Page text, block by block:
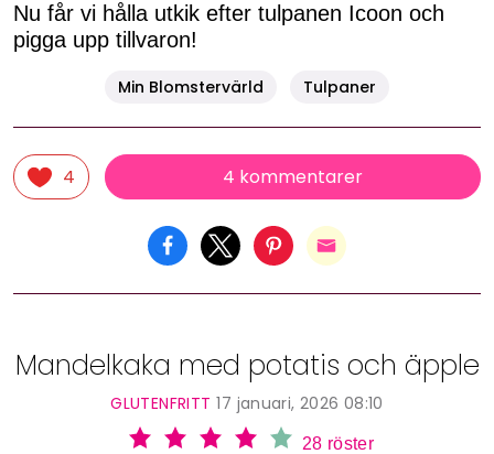
Nu får vi hålla utkik efter tulpanen Icoon och
pigga upp tillvaron!
Min Blomstervärld Tulpaner
4 4 kommentarer
Mandelkaka med potatis och äpple
GLUTENFRITT 17 januari, 2026 08:10
28 röster